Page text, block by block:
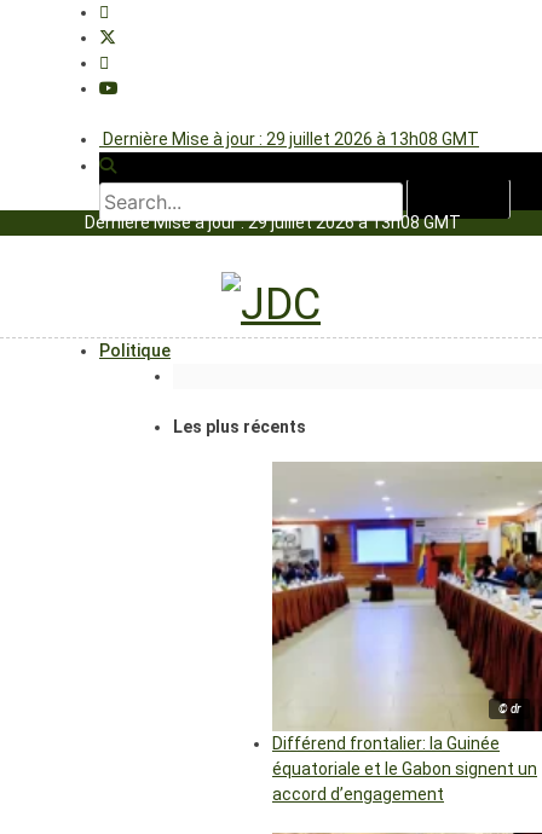
Dernière Mise à jour : 29 juillet 2026 à 13h08 GMT
Dernière Mise à jour : 29 juillet 2026 à 13h08 GMT
Politique
Les plus récents
© dr
Différend frontalier: la Guinée
équatoriale et le Gabon signent un
accord d’engagement